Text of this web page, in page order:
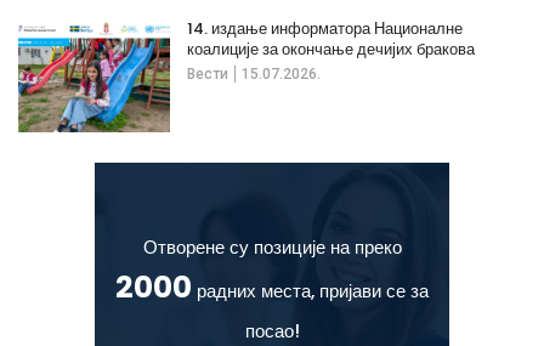
Вести 15.07.2026.
14. издање информатора Националне
коалиције за окончање дечијих бракова
Отворене су позиције на преко
2000 радних места, пријави се за
посао!